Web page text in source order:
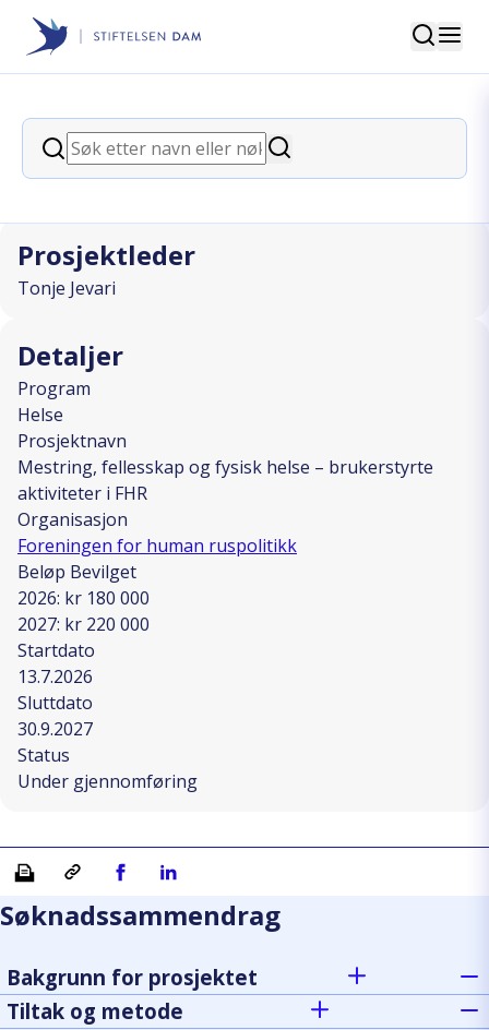
Stiftelsen Dam
Søk
Søk
Søk
back
Mestring, fellesskap og fysisk helse –
Prosjektleder
Tonje Jevari
Detaljer
Program
Helse
Prosjektnavn
Mestring, fellesskap og fysisk helse – brukerstyrte
aktiviteter i FHR
Organisasjon
Foreningen for human ruspolitikk
Beløp Bevilget
2026: kr 180 000
2027: kr 220 000
Startdato
13.7.2026
Sluttdato
30.9.2027
Status
Under gjennomføring
Skriv ut Kopiera länkDel på Facebook
Del på Linkedin
Søknadssammendrag
Bakgrunn for prosjektet
Tiltak og metode